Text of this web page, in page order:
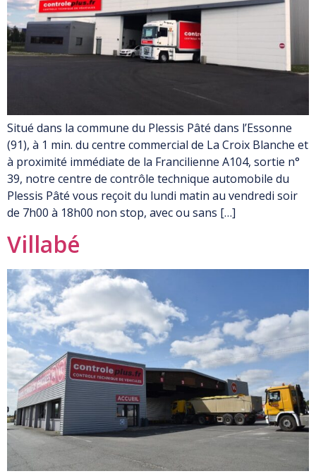
Situé dans la commune du Plessis Pâté dans l’Essonne
(91), à 1 min. du centre commercial de La Croix Blanche et
à proximité immédiate de la Francilienne A104, sortie n°
39, notre centre de contrôle technique automobile du
Plessis Pâté vous reçoit du lundi matin au vendredi soir
de 7h00 à 18h00 non stop, avec ou sans […]
Villabé